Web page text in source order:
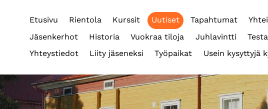
Etusivu Rientola Kurssit Uutiset Tapahtumat
Jäsenkerhot
Historia Vuokraa tiloja Juhlavintti
Yhteystiedot
Liity jäseneksi Työpaikat Usein kysyttyjä